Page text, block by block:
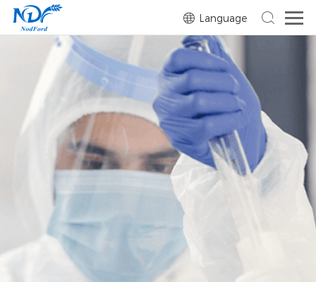
Language